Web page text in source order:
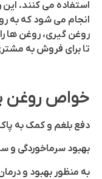
استفاده می کنند.
انجام می شود که به
روغن گیری، روغن ها
تا برای فروش به
خواص روغن
دفع بلغم و کمک به
بهبود سرماخوردگی و
به منظور بهبود و